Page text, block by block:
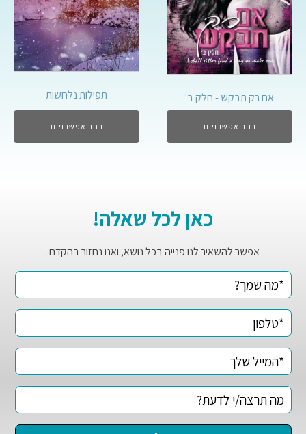
אם רק תבקש - חלק ב'
בחר אפשרויות
תפילות נלחשות
בחר אפשרויות
כאן לכל שאלה!
אפשר להשאיר לנו פנייה בכל נושא, ואנו נחזור בהקדם.